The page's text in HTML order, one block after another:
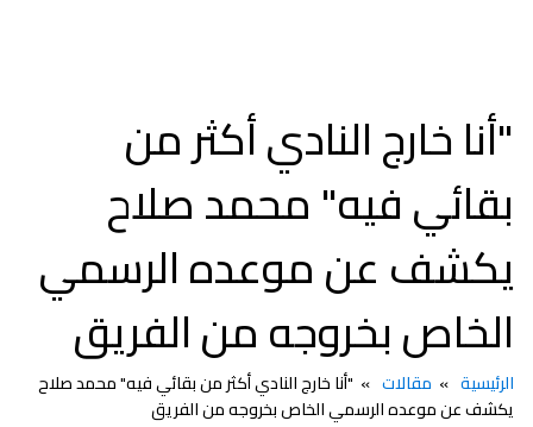
"أنا خارج النادي أكثر من
بقائي فيه" محمد صلاح
يكشف عن موعده الرسمي
الخاص بخروجه من الفريق
الرئيسية مقالات
"أنا خارج النادي أكثر من بقائي فيه" محمد صلاح
يكشف عن موعده الرسمي الخاص بخروجه من الفريق